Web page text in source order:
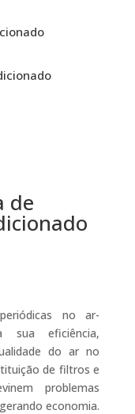
de
no ar-
sua eficiência,
do ar no
de filtros e
problemas
economia.